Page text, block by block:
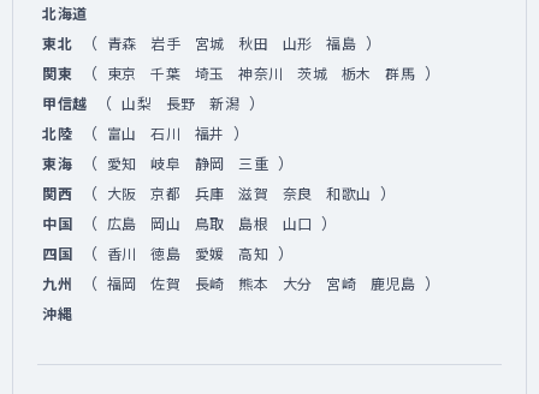
北海道
東北
（ 青森 岩手 宮城 秋田 山形 福島 ）
関東 （ 東京 千葉 埼玉 神奈川 茨城 栃木 群馬 ）
甲信越 （ 山梨 長野 新潟 ）
北陸 （ 富山 石川 福井 ）
東海 （ 愛知 岐阜 静岡 三重 ）
関西 （ 大阪 京都 兵庫 滋賀 奈良 和歌山 ）
中国 （ 広島 岡山 鳥取 島根 山口 ）
四国 （ 香川 徳島 愛媛 高知 ）
九州 （ 福岡 佐賀 長崎 熊本 大分 宮崎 鹿児島 ）
沖縄